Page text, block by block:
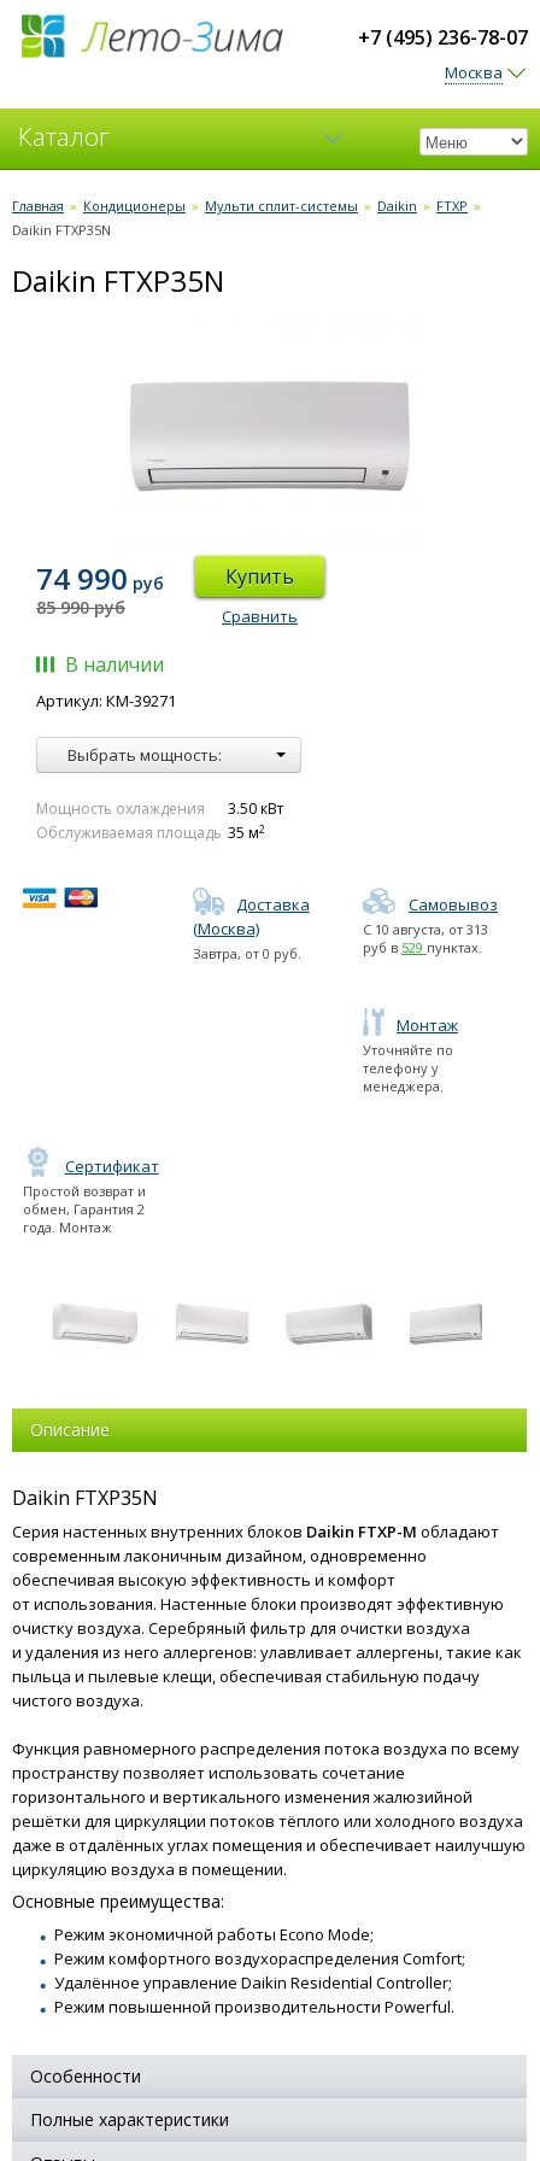
+7 (495) 236-78-07
Москва
Каталог
Кондиционеры
Главная » Кондиционеры » Мульти сплит-системы » Daikin » FTXP »
Daikin FTXP35N
Daikin FTXP35N
74 990 руб
85 990 руб
Купить
Сравнить
В наличии
Артикул: КМ-39271
Выбрать мощность:
Мощность охлаждения
3.50 кВт
Обслуживаемая площадь 35 м2
Доставка
(Москва)
Завтра, от 0 руб.
Самовывоз
С 10 августа, от 313
руб в 529 пунктах.
Монтаж
Уточняйте по
телефону у
менеджера.
Сертификат
Простой возврат и
обмен, Гарантия 2
года. Монтаж
Описание
Daikin FTXP35N
Серия настенных внутренних блоков Daikin FTXP-M обладают
современным лаконичным дизайном, одновременно
обеспечивая высокую эффективность и комфорт
от использования. Настенные блоки производят эффективную
очистку воздуха. Серебряный фильтр для очистки воздуха
и удаления из него аллергенов: улавливает аллергены, такие как
пыльца и пылевые клещи, обеспечивая стабильную подачу
чистого воздуха.
Функция равномерного распределения потока воздуха по всему
пространству позволяет использовать сочетание
горизонтального и вертикального изменения жалюзийной
решётки для циркуляции потоков тёплого или холодного воздуха
даже в отдалённых углах помещения и обеспечивает наилучшую
циркуляцию воздуха в помещении.
Основные преимущества:
Режим экономичной работы Econo Mode;
Режим комфортного воздухораспределения Comfort;
Удалённое управление Daikin Residential Controller;
Режим повышенной производительности Powerful.
Особенности
Полные характеристики